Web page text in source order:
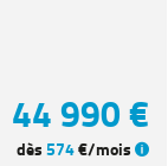
44 990 €
dès574€/mois